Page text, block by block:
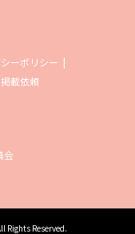
ーポリシー
載依頼
会
Rights Reserved.